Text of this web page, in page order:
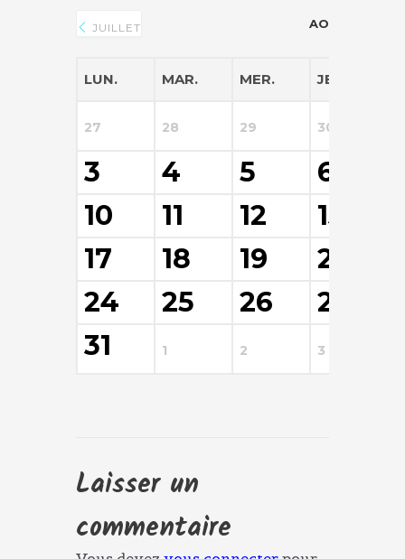
JUILLET AOÛT 2026
LUN. MAR. MER. JEU.
27 28 29 30
3 4 5 6
10
11 12 13
17
18 19 20
24
25 26 27
31
1 2 3
Laisser un
commentaire